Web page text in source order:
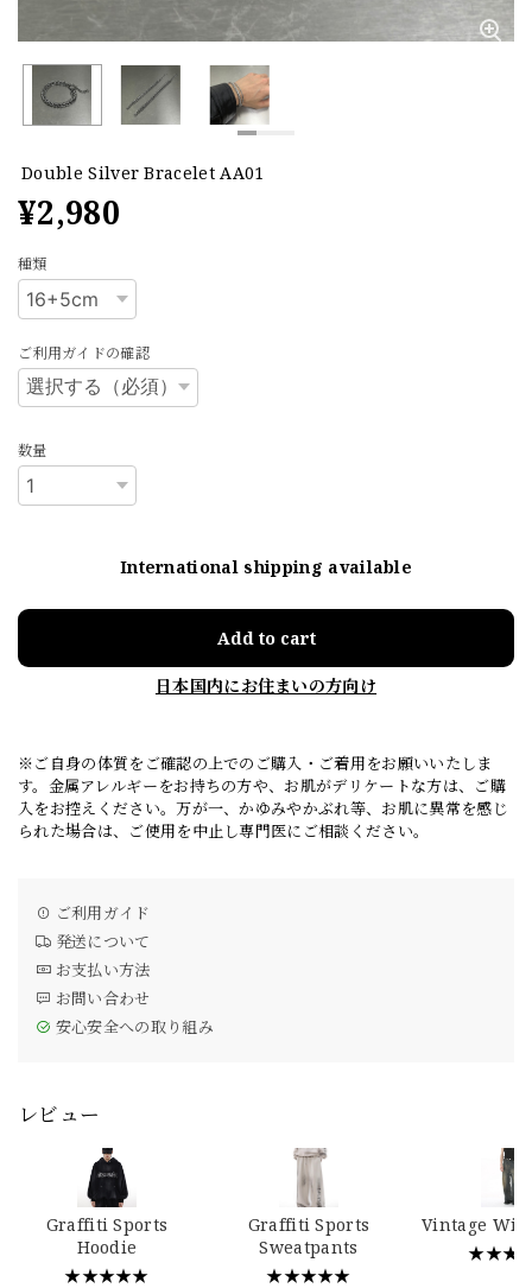
Double Silver Bracelet AA01
¥2,980
種類
ご利用ガイドの確認
数量
International shipping available
Add to cart
日本国内にお住まいの方向け
※ご自身の体質をご確認の上でのご購入・ご着用をお願いいたしま
す。金属アレルギーをお持ちの方や、お肌がデリケートな方は、ご購
入をお控えください。万が一、かゆみやかぶれ等、お肌に異常を感じ
られた場合は、ご使用を中止し専門医にご相談ください。
ご利用ガイド
発送について
お支払い方法
お問い合わせ
安心安全への取り組み
レビュー
Graffiti Sports
Hoodie
★★★★★
Graffiti Sports
Sweatpants
★★★★★
Vintage